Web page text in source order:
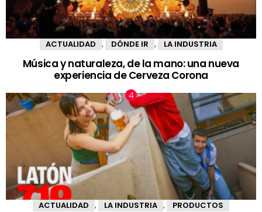
ACTUALIDAD , DÓNDE IR , LA INDUSTRIA
Música y naturaleza, de la mano: una nueva
experiencia de Cerveza Corona
ACTUALIDAD , LA INDUSTRIA , PRODUCTOS